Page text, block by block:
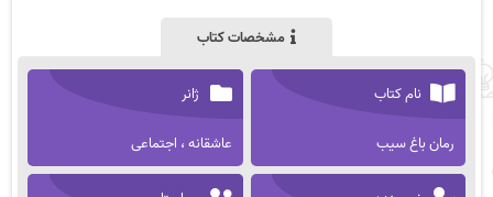
مشخصات کتاب
نام کتاب
رمان باغ سیب
ژانر
عاشقانه ، اجتماعی